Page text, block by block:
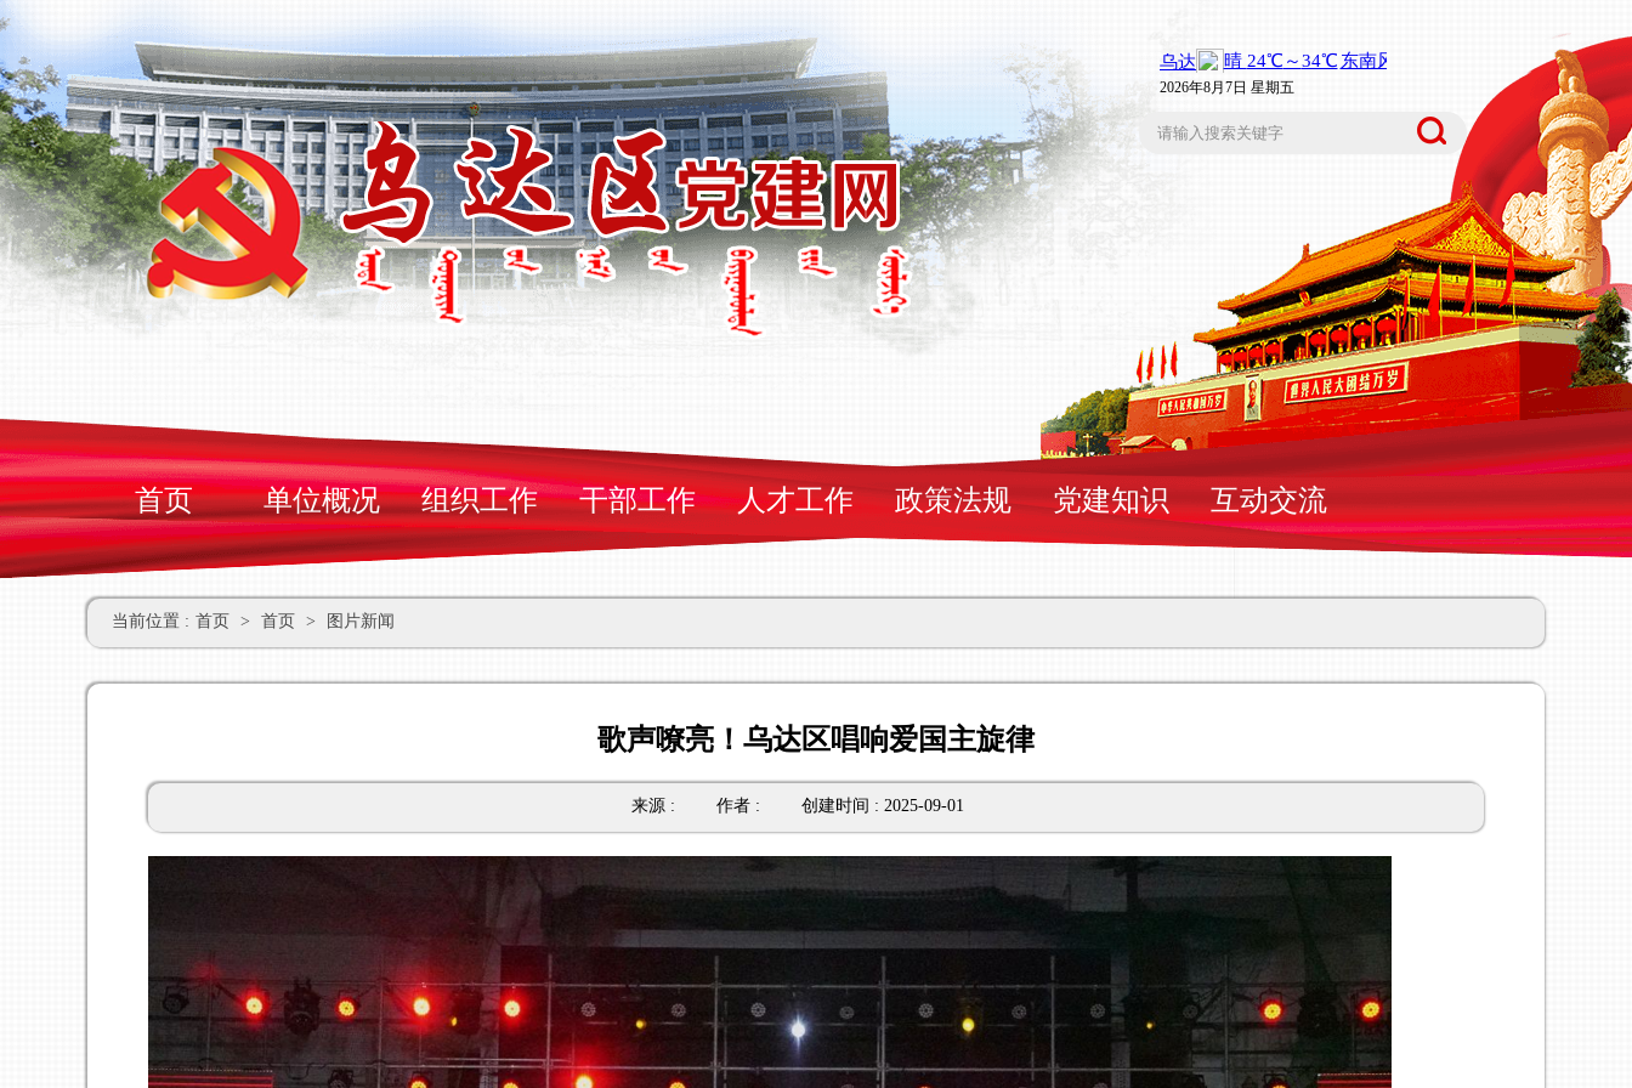
2026年8月7日 星期五
首页 单位概况 组织工作 干部工作 人才工作 政策法规 党建知识 互动交流
当前位置 : 首页 > 首页 > 图片新闻
歌声嘹亮！乌达区唱响爱国主旋律
来源 : 作者 : 创建时间 : 2025-09-01